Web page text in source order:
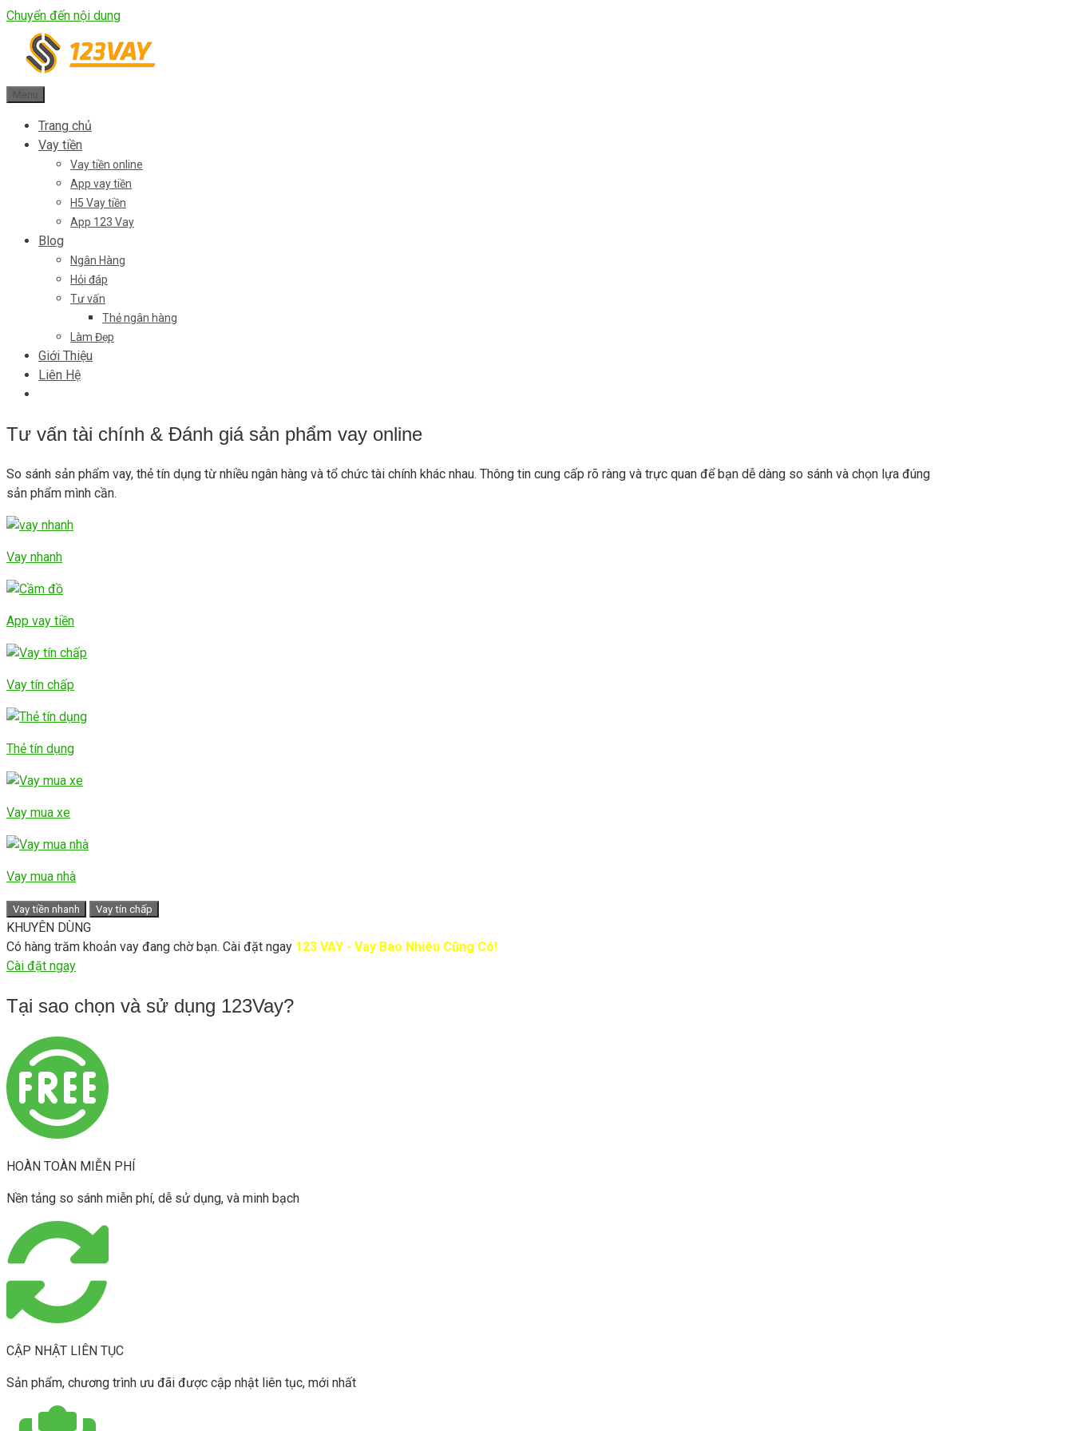
Chuyển đến nội dung
Trang chủ
Vay tiền
Vay tiền online
App vay tiền
H5 Vay tiền
App 123 Vay
Blog
Ngân Hàng
Hỏi đáp
Tư vấn
Thẻ ngân hàng
Làm Đẹp
Giới Thiệu
Liên Hệ
Tư vấn tài chính & Đánh giá sản phẩm vay online
So sánh sản phẩm vay, thẻ tín dụng từ nhiều ngân hàng và tổ chức tài chính khác nhau. Thông tin cung cấp rõ ràng và trực quan để bạn dễ dàng so sánh và chọn lựa đúng
sản phẩm mình cần.
Vay nhanh
App vay tiền
Vay tín chấp
Thẻ tín dụng
Vay mua xe
Vay mua nhà
Vay tiền nhanh Vay tín chấp
KHUYÊN DÙNG
Có hàng trăm khoản vay đang chờ bạn. Cài đặt ngay 123 VAY - Vay Bao Nhiêu Cũng Có!
Cài đặt ngay
Tại sao chọn và sử dụng 123Vay?
HOÀN TOÀN MIỄN PHÍ
Nền tảng so sánh miễn phí, dễ sử dụng, và minh bạch
CẬP NHẬT LIÊN TỤC
Sản phẩm, chương trình ưu đãi được cập nhật liên tục, mới nhất